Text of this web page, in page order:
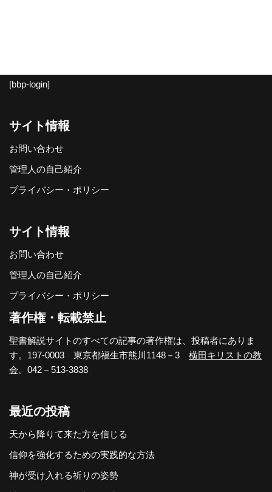
[bbp-login]
サイト情報
お問い合わせ
管理人の自己紹介
プライバシー・ポリシー
サイト情報
お問い合わせ
管理人の自己紹介
プライバシー・ポリシー
著作権・転載禁止
聖書解説サイトのすべての記事の著作権は、投稿者にありま
す。197-0003 東京都福生市熊川1148－3 横田キリストの教
会。042－513-3838
最近の投稿
天から降りて来た方を信じる
信仰を強化するための実践的な方法
神が受け入れる祈りの姿勢